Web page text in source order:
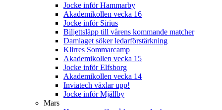
Jocke inför Hammarby
Akademikollen vecka 16
Jocke inför Sirius
Biljettsläpp till vårens kommande matcher
Damlaget söker ledarförstärkning
Klirres Sommarcamp
Akademikollen vecka 15
Jocke inför Elfsborg
Akademikollen vecka 14
Inviatech växlar upp!
Jocke inför Mjällby
Mars